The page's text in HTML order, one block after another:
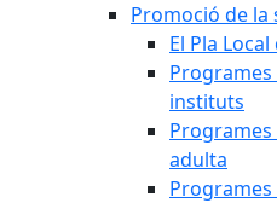
Promoció de la
El Pla
Programes
instituts
adulta